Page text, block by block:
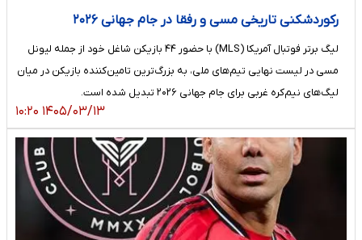
رکوردشکنی تاریخی مسی و رفقا در جام جهانی ۲۰۲۶
لیگ برتر فوتبال آمریکا (MLS) با حضور ۴۴ بازیکن شاغل خود از جمله لیونل
مسی در لیست نهایی تیم‌های ملی، به بزرگ‌ترین تامین‌کننده بازیکن در میان
لیگ‌های نیم‌کره غربی برای جام جهانی ۲۰۲۶ تبدیل شده است.
۱۴۰۵/۰۳/۱۳ ۱۰:۲۰